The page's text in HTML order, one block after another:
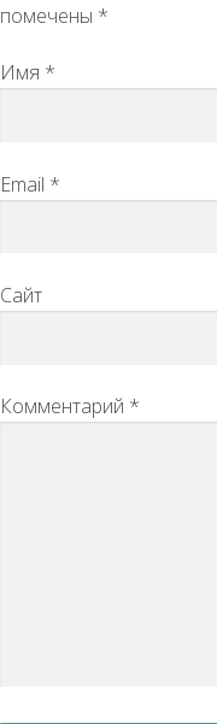
помечены *
Имя *
Email *
Сайт
Комментарий *